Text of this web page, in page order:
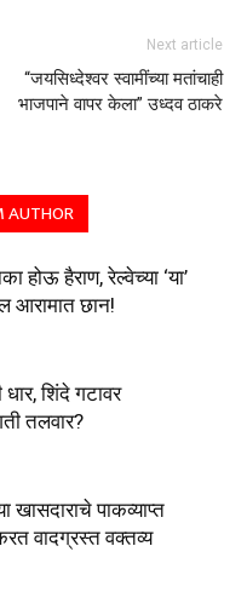
Next article
“जयसिध्देश्वर स्वामींच्या मतांचाही
भाजपाने वापर केला” उध्दव ठाकरे
AUTHOR
होऊ हैराण, रेल्वेच्या ‘या’
आरामात छान!
धार, शिंदे गटावर
तलवार?
पाकव्याप्त
वादग्रस्त वक्तव्य